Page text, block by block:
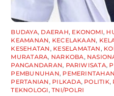
BUDAYA, DAERAH, EKONOMI,
KEAMANAN, KECELAKAAN,
KESEHATAN , KESELAMATAN ,
MURATARA, NARKOBA,
PANGANDARAN, PARIWISATA,
PEMBUNUHAN, PEMERINTAHAN
PERTANIAN , PILKADA, POLITIK,
TEKNOLOGI ,TNI/POLRI